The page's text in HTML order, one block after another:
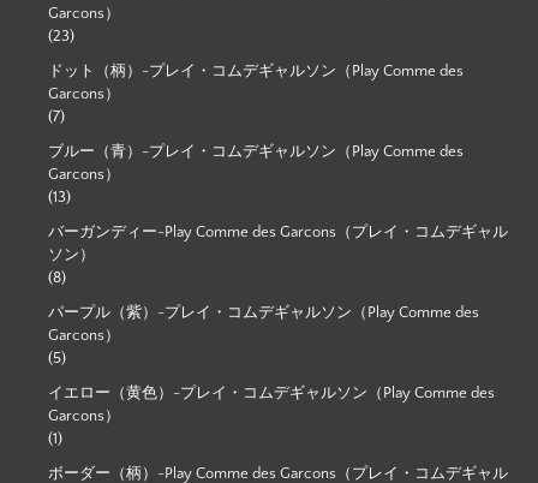
Garcons）
(23)
ドット（柄）-プレイ・コムデギャルソン（Play Comme des
Garcons）
(7)
ブルー（青）-プレイ・コムデギャルソン（Play Comme des
Garcons）
(13)
バーガンディー-Play Comme des Garcons（プレイ・コムデギャル
ソン）
(8)
パープル（紫）-プレイ・コムデギャルソン（Play Comme des
Garcons）
(5)
イエロー（黄色）-プレイ・コムデギャルソン（Play Comme des
Garcons）
(1)
ボーダー（柄）-Play Comme des Garcons（プレイ・コムデギャル